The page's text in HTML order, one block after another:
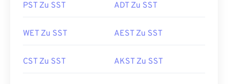
PST Zu SST ADT Zu SST
WET Zu SST AEST Zu SST
CST Zu SST AKST Zu SST